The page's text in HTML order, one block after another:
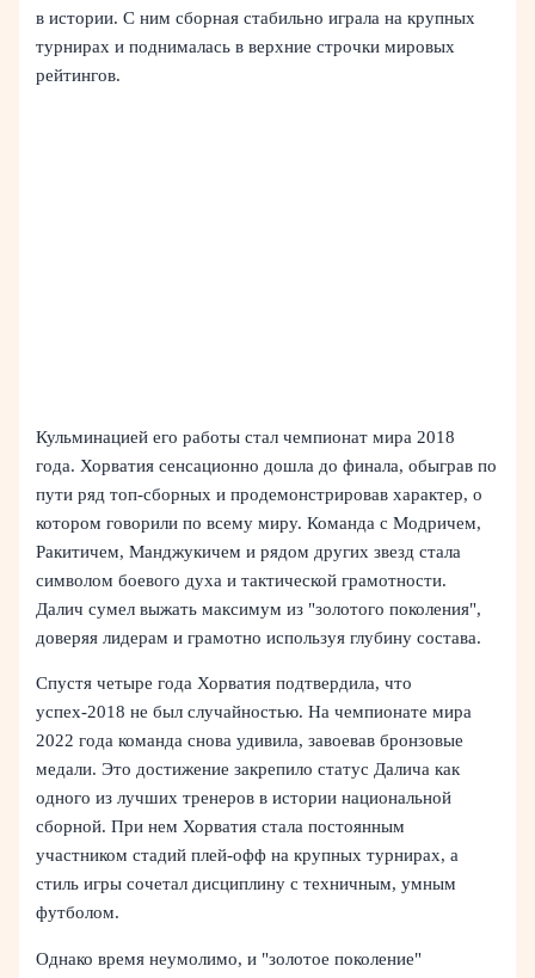
в истории. С ним сборная стабильно играла на крупных
турнирах и поднималась в верхние строчки мировых
рейтингов.
Кульминацией его работы стал чемпионат мира 2018
года. Хорватия сенсационно дошла до финала, обыграв по
пути ряд топ-сборных и продемонстрировав характер, о
котором говорили по всему миру. Команда с Модричем,
Ракитичем, Манджукичем и рядом других звезд стала
символом боевого духа и тактической грамотности.
Далич сумел выжать максимум из "золотого поколения",
доверяя лидерам и грамотно используя глубину состава.
Спустя четыре года Хорватия подтвердила, что
успех-2018 не был случайностью. На чемпионате мира
2022 года команда снова удивила, завоевав бронзовые
медали. Это достижение закрепило статус Далича как
одного из лучших тренеров в истории национальной
сборной. При нем Хорватия стала постоянным
участником стадий плей-офф на крупных турнирах, а
стиль игры сочетал дисциплину с техничным, умным
футболом.
Однако время неумолимо, и "золотое поколение"